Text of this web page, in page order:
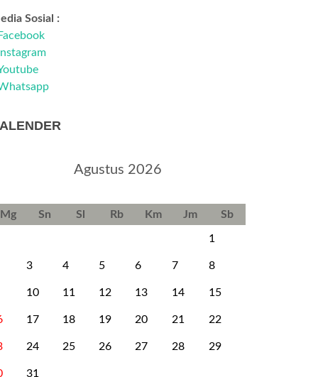
Sosial :
Agustus 2026
Mg Sn Sl Rb Km Jm Sb
1
3 4 5 6 7 8
10 11 12 13 14 15
17 18 19 20 21 22
24 25 26 27 28 29
31